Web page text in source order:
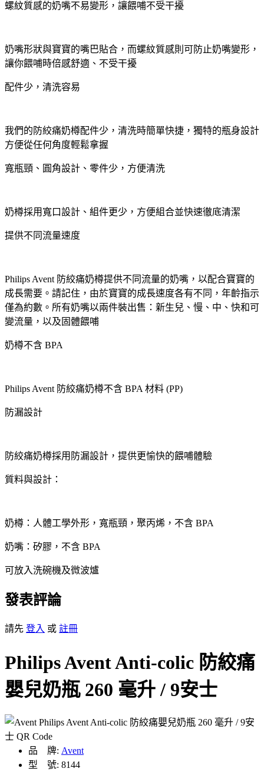
螺紋質感的奶嘴不易變形，讓餵哺不受干擾
奶嘴形狀與寶寶的嘴巴貼合，而螺紋質感則可防止奶嘴變形，
讓你餵哺時倍感舒適、不受干擾
配件少，清洗容易
我們的防絞痛奶樽配件少，清洗時簡單快捷，獨特的瓶身設計
方便從任何角度輕鬆拿握
寬瓶頸、圓角設計、零件少，方便清洗
奶樽採用寬口設計、組件更少，方便組合並快速徹底清潔
提供不同流量速度
Philips Avent 防絞痛奶樽提供不同流量的奶嘴，以配合寶寶的
成長需要。請記住，由於寶寶的成長速度各有不同，年齡指示
僅為約數。所有奶嘴以兩件裝出售：新生兒、慢、中、快和可
變流量，以及固體餵哺
奶樽不含 BPA
Philips Avent 防絞痛奶樽不含 BPA 材料 (PP)
防漏設計
防絞痛奶樽採用防漏設計，提供更愉快的餵哺體驗
質料與設計：
奶樽：人體工學外形，寬瓶頸，聚丙烯，不含 BPA
奶嘴：矽膠，不含 BPA
可放入洗碗機及微波爐
發表評論
請先 登入 或 註冊
Philips Avent Anti-colic 防絞痛
嬰兒奶瓶 260 毫升 / 9安士
品 牌: Avent
型 號: 8144